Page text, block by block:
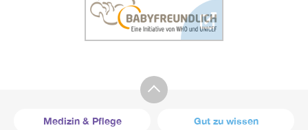
Medizin & Pflege Gut zu wissen